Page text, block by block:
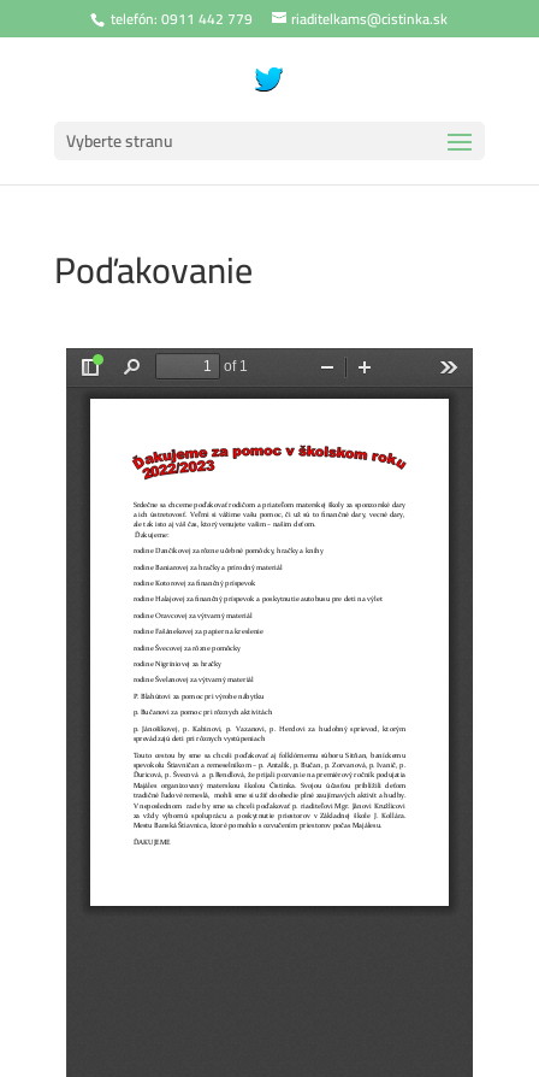
telefón: 0911 442 779 riaditelkams@cistinka.sk
Vyberte stranu
Poďakovanie